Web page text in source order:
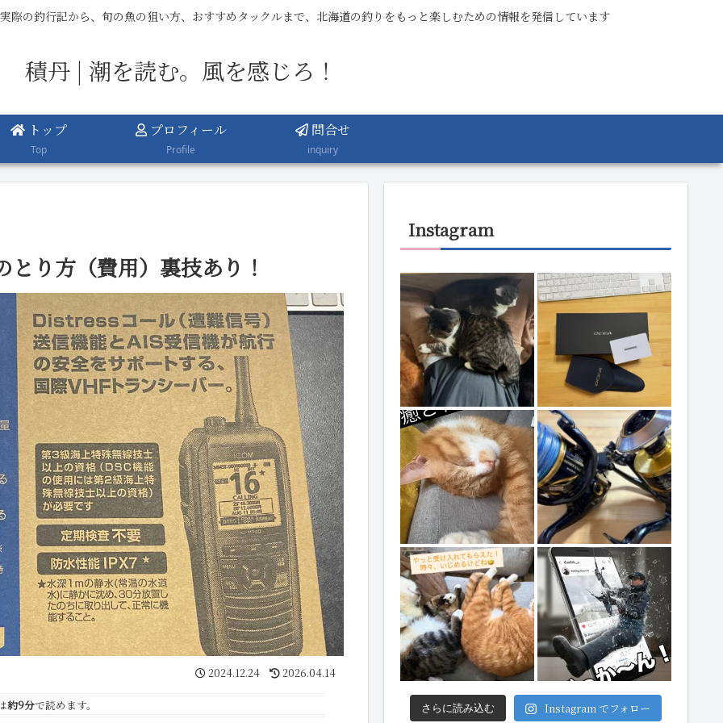
際の釣行記から、旬の魚の狙い方、おすすめタックルまで、北海道の釣りをもっと楽しむための情報を発信しています
積丹 | 潮を読む。風を感じろ！
トップ
Top
プロフィール
Profile
問合せ
inquiry
り方（費用）裏技あり！
2024.12.24 2026.04.14
約9分で読めます。
Instagram
さらに読み込む Instagram でフォロー